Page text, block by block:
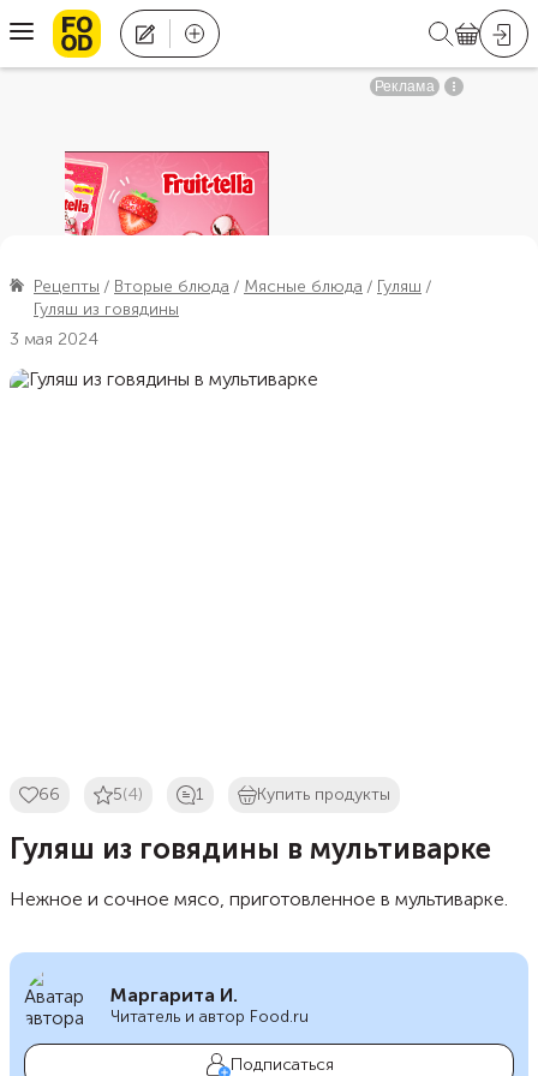
Рецепты Вторые блюда Мясные блюда
Гуляш
Гуляш из говядины
3 мая 2024
66 5(4) 1 Купить продукты
Гуляш из говядины в мультиварке
Нежное и сочное мясо, приготовленное в мультиварке.
Маргарита И.
Читатель и автор Food.ru
Подписаться